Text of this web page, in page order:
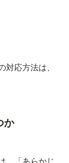
対応方法は、
か
、「あらかじ